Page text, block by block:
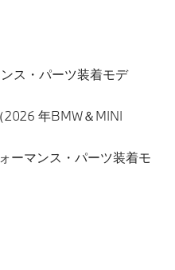
ス・パーツ装着モデ
年BMW＆MINI
ーマンス・パーツ装着モ